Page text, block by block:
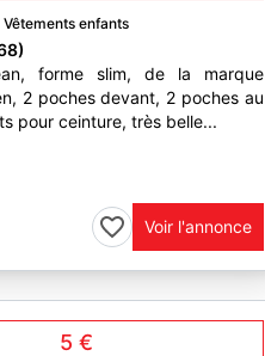
Vêtements enfants
forme slim, de la marque
2 poches devant, 2 poches au
pour ceinture, très belle...
Voir l'annonce
5 €